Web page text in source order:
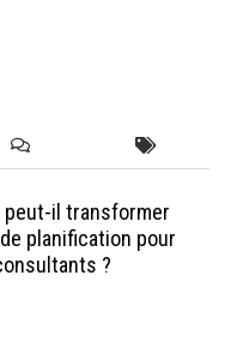
peut-il transformer
planification pour
?